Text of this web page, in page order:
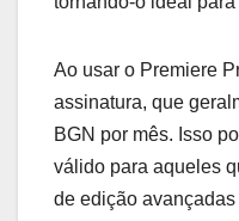
Ao usar o Premiere
assinatura, que
BGN por mês. Isso
válido para aqueles
de edição